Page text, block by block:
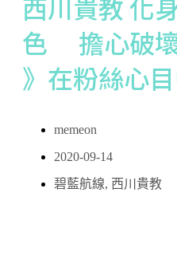
色 擔心破
》在粉絲心
memeon
2020-09-14
碧藍航線, 西川貴教